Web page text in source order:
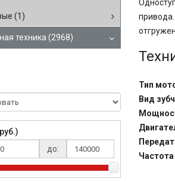
(1)
техника (2968)
до:
Тип
Вид